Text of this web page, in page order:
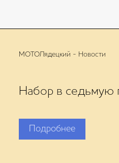
МОТОЛядецкий - Новости
Набор в седьмую
Подробнее